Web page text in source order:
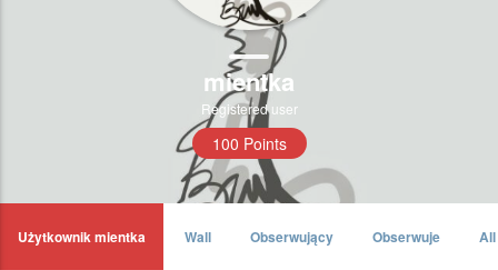
mientka
Registered user
100 Points
Użytkownik mientka Wall Obserwujący Obserwuje